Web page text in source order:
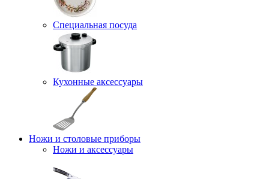
Специальная посуда
Кухонные аксессуары
Ножи и столовые приборы
Ножи и аксессуары